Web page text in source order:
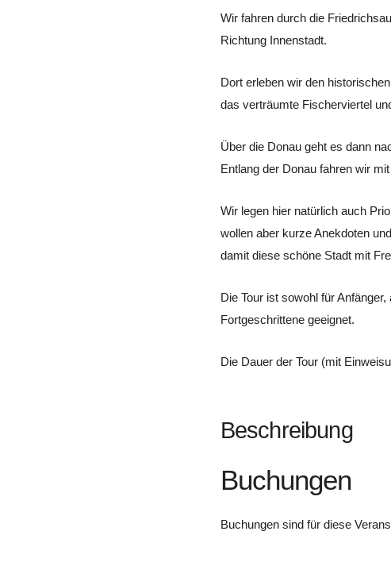
Wir fahren durch die
Richtung Innenstadt.
Dort erleben wir den
das verträumte Fischerviertel
Über die Donau geht es dann
Entlang der Donau fahren wir
Wir legen hier natürlich auch
wollen aber kurze Anekdoten
damit diese schöne Stadt mit
Die Tour ist sowohl für Anfänger,
Fortgeschrittene geeignet.
Die Dauer der Tour (mit
Beschreibung
Buchungen
Buchungen sind für diese